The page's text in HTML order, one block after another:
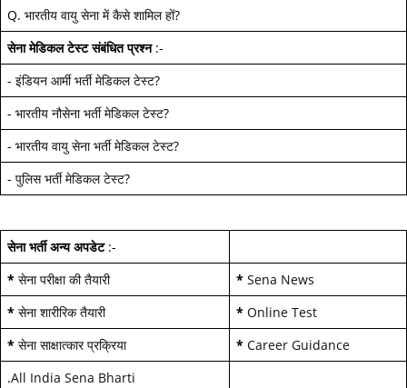
Q. भारतीय वायु सेना में कैसे शामिल हों?
सेना मेडिकल टेस्ट संबंधित प्रश्न:-
- इंडियन आर्मी भर्ती मेडिकल टेस्ट?
- भारतीय नौसेना भर्ती मेडिकल टेस्ट?
- भारतीय वायु सेना भर्ती मेडिकल टेस्ट?
- पुलिस भर्ती मेडिकल टेस्ट?
सेना भर्ती अन्य अपडेट:-
* सेना परीक्षा की तैयारी * Sena News
* सेना शारीरिक तैयारी * Online Test
* सेना साक्षात्कार प्रक्रिया * Career Guidance
.All India Sena Bharti